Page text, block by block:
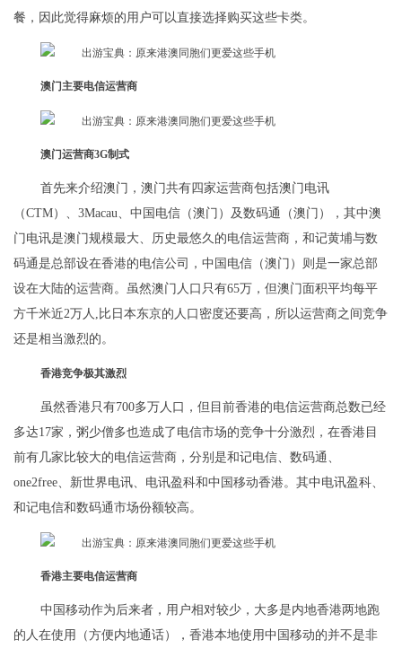
餐，因此觉得麻烦的用户可以直接选择购买这些卡类。
澳门主要电信运营商
澳门运营商3G制式
首先来介绍澳门，澳门共有四家运营商包括澳门电讯
（CTM）、3Macau、中国电信（澳门）及数码通（澳门），其中澳
门电讯是澳门规模最大、历史最悠久的电信运营商，和记黄埔与数
码通是总部设在香港的电信公司，中国电信（澳门）则是一家总部
设在大陆的运营商。虽然澳门人口只有65万，但澳门面积平均每平
方千米近2万人,比日本东京的人口密度还要高，所以运营商之间竞争
还是相当激烈的。
香港竞争极其激烈
虽然香港只有700多万人口，但目前香港的电信运营商总数已经
多达17家，粥少僧多也造成了电信市场的竞争十分激烈，在香港目
前有几家比较大的电信运营商，分别是和记电信、数码通、
one2free、新世界电讯、电讯盈科和中国移动香港。其中电讯盈科、
和记电信和数码通市场份额较高。
香港主要电信运营商
中国移动作为后来者，用户相对较少，大多是内地香港两地跑
的人在使用（方便内地通话），香港本地使用中国移动的并不是非